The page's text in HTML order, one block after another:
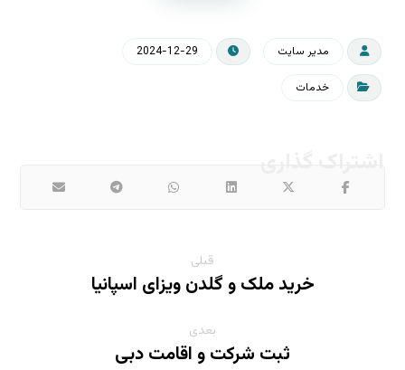
مدیر سایت 2024-12-29
خدمات
قبلی
خرید ملک و گلدن ویزای اسپانیا
بعدی
ثبت شرکت و اقامت دبی